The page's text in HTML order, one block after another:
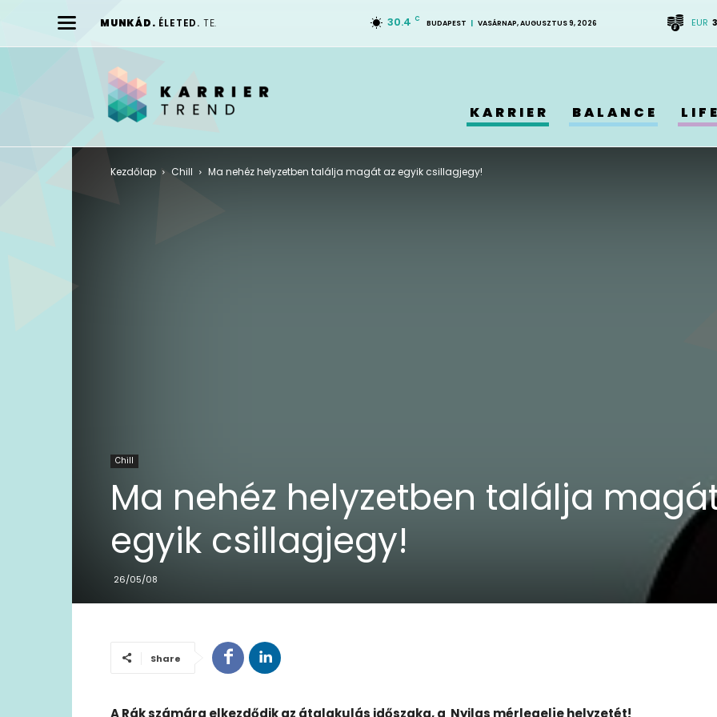
MUNKÁD. ÉLETED. TE. 30.4 C BUDAPEST VASÁRNAP, AUGUSZTUS 9, 2026 EUR
KARRIER BALANCE
Kezdőlap Chill Ma nehéz helyzetben találja magát az egyik csillagjegy!
Chill
Ma nehéz helyzetben találja
egyik csillagjegy!
26/05/08
Share
A Rák számára elkezdődik az átalakulás időszaka, a Nyilas mérlegelje helyzetét!